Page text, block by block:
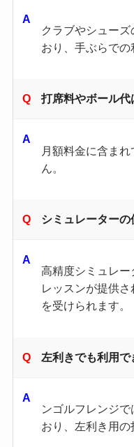
クラブやシュー
おり、手ぶらでの
打席料やボール代
月額料金に含ま
ん。
シミュレーター
高精度シミュレ
レッスンが提供
を受けられます。
左利きでも利用で
ンゴルフレンジ
おり、左利き用の